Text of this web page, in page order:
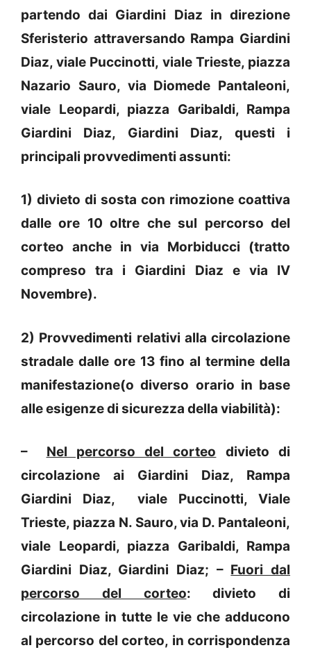
partendo dai Giardini Diaz in direzione
Sferisterio attraversando Rampa Giardini
Diaz, viale Puccinotti, viale Trieste, piazza
Nazario Sauro, via Diomede Pantaleoni,
viale Leopardi, piazza Garibaldi, Rampa
Giardini Diaz, Giardini Diaz, questi i
principali provvedimenti assunti:
1) divieto di sosta con rimozione coattiva
dalle ore 10 oltre che sul percorso del
corteo anche in via Morbiducci (tratto
compreso tra i Giardini Diaz e via IV
Novembre).
2) Provvedimenti relativi alla circolazione
stradale dalle ore 13 fino al termine della
manifestazione(o diverso orario in base
alle esigenze di sicurezza della viabilità):
– Nel percorso del corteo divieto di
circolazione ai Giardini Diaz, Rampa
Giardini Diaz, viale Puccinotti, Viale
Trieste, piazza N. Sauro, via D. Pantaleoni,
viale Leopardi, piazza Garibaldi, Rampa
Giardini Diaz, Giardini Diaz; – Fuori dal
percorso del corteo: divieto di
circolazione in tutte le vie che adducono
al percorso del corteo, in corrispondenza